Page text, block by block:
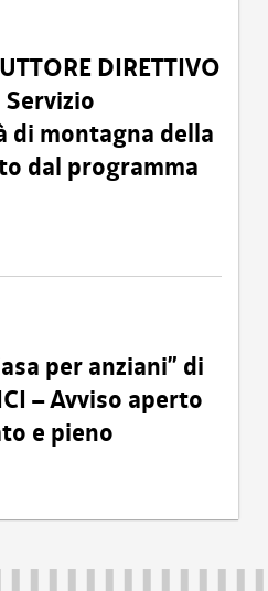
DIRETTIVO
di montagna della
dal programma
per anziani” di
– Avviso aperto
e pieno